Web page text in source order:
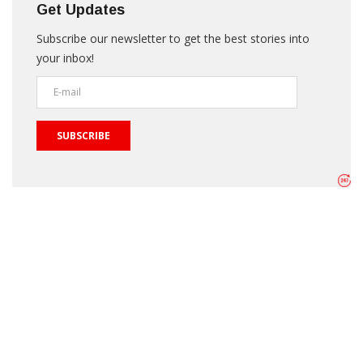
Get Updates
Subscribe our newsletter to get the best stories into
your inbox!
SUBSCRIBE